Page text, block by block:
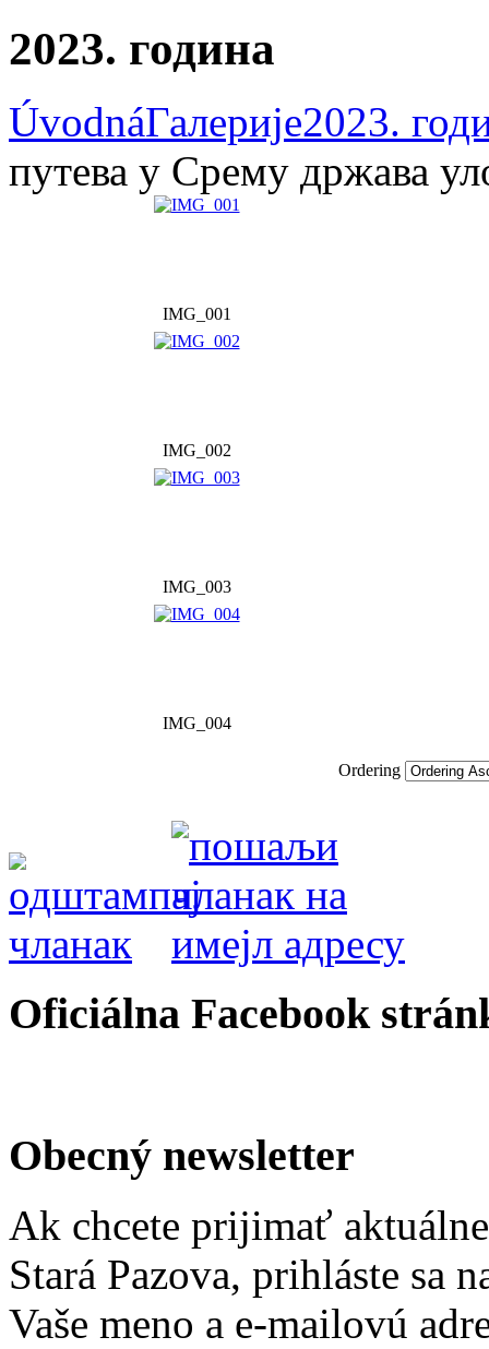
2023. година
ÚvodnáГалерије2023.
путева у Срему држава
IMG_001
IMG_002
IMG_003
IMG_004
Ordering
Oficiálna Facebook
Obecný newsletter
Ak chcete prijimať
Stará Pazova, prihláste sa
Vaše meno a e-mailovú